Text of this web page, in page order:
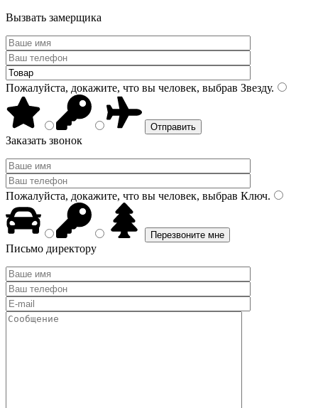
Вызвать замерщика
Пожалуйста, докажите, что вы человек, выбрав Звезду.
Заказать звонок
Пожалуйста, докажите, что вы человек, выбрав Ключ.
Письмо директору